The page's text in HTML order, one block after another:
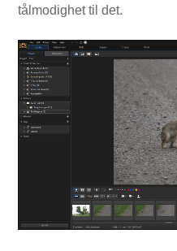
tålmodighet til det.